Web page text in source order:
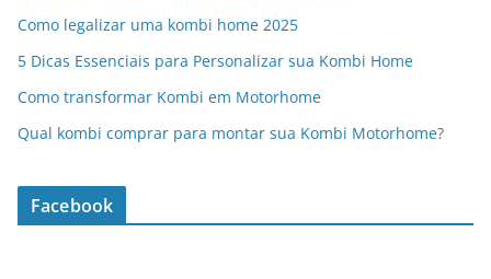
Como legalizar uma kombi home 2025
5 Dicas Essenciais para Personalizar sua Kombi Home
Como transformar Kombi em Motorhome
Qual kombi comprar para montar sua Kombi Motorhome?
Facebook